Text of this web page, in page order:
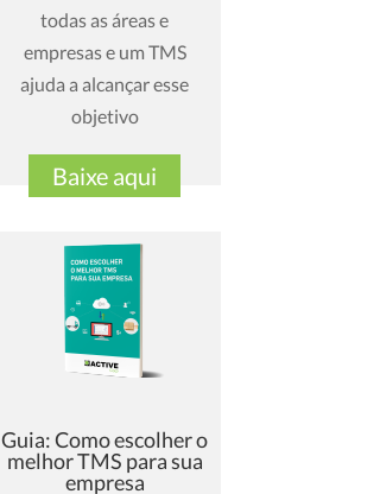
todas as áreas e
empresas e um TMS
ajuda a alcançar esse
objetivo
Baixe aqui
Guia: Como escolher o
melhor TMS para sua
empresa